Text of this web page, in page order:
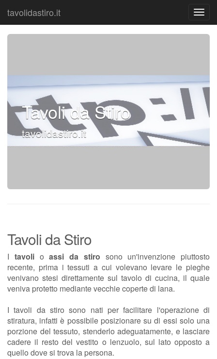
tavolidastiro.it
Tavoli da Stiro
tavolidastiro.it
Tavoli da Stiro
I tavolioassi da stiro sono un'invenzione piuttosto
recente, prima i tessuti a cui volevano levare le pieghe
venivano stesi direttamente sul tavolo di cucina, il quale
veniva protetto mediante vecchie coperte di lana.
I tavoli da stiro sono nati per facilitare l'operazione di
stiratura, infatti è possibile posizionare su di essi solo una
porzione del tessuto, stenderlo adeguatamente, e lasciare
cadere il resto del vestito o lenzuolo, sul lato opposto a
quello dove si trova la persona.